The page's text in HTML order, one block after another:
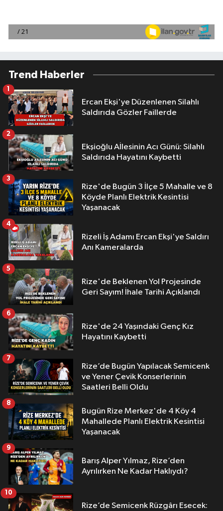
Trend Haberler
Ercan Ekşi'ye Düzenlenen Silahlı
Saldırıda Gözler Faillerde
1
Ekşioğlu Aİlesinin Acı Günü: Silahlı
Saldırıda Hayatını Kaybetti
2
Rize'de Bugün 3 İlçe 5 Mahalle ve 8
Köyde Planlı Elektrik Kesintisi
Yaşanacak
3
Rizeli İş Adamı Ercan Ekşi'ye Saldırı
Anı Kameralarda
4
Rize'de Beklenen Yol Projesinde
Geri Sayım! İhale Tarihi Açıklandı
5
Rize'de 24 Yaşındaki Genç Kız
Hayatını Kaybetti
6
Rize’de Bugün Yapılacak Semicenk
ve Yener Çevik Konserlerinin
Saatleri Belli Oldu
7
Bugün Rize Merkez'de 4 Köy 4
Mahallede Planlı Elektrik Kesintisi
Yaşanacak
8
Barış Alper Yılmaz, Rize’den
Ayrılırken Ne Kadar Haklıydı?
9
Rize’de Semicenk Rüzgârı Esecek:
10